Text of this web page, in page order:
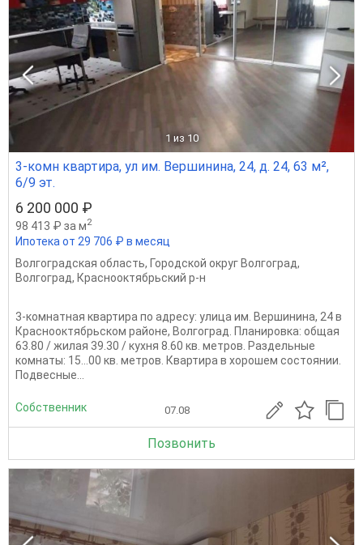
1 из 10
3-комн квартира, ул им. Вершинина, 24, д. 24, 63 м²,
6/9 эт.
6 200 000 ₽
98 413 ₽ за м2
Ипотека от 29 706 ₽ в месяц
Волгоградская область, Городской округ Волгоград,
Волгоград, Краснооктябрьский р-н
3-комнатная квартира по адресу: улица им. Вершинина, 24 в
Краснооктябрьском районе, Волгоград. Планировка: общая
63.80 / жилая 39.30 / кухня 8.60 кв. метров. Раздельные
комнаты: 15...00 кв. метров. Квартира в хорошем состоянии.
Подвесные...
Собственник 07.08
Позвонить